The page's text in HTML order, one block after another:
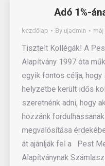
Adó 1%-
kezdőlap By ujadmin máj
Tisztelt Kollégák! A
Alapítvány 1997 óta
egyik fontos célja, hogy
helyzetbe került idős
szeretnénk adni, hogy
hozzánk
megvalósítása
át ajánlják fel a Pest
Alapítványnak